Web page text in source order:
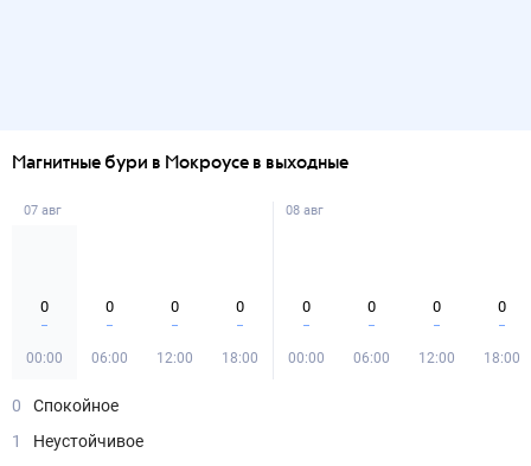
Магнитные бури в Мокроусе в выходные
07 авг
0
00:00
0
06:00
0
12:00
0
18:00
08 авг
0
00:00
0
06:00
0
12:00
0
18:00
0
Спокойное
1
Неустойчивое